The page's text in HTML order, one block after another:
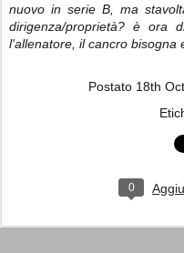
nuovo in serie B, ma
dirigenza/proprietà? è ora
l'allenatore, il cancro bisogna
Postato 18th
0